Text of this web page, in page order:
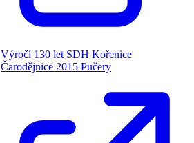
Výročí 130 let SDH Kořenice
Čarodějnice 2015 Pučery